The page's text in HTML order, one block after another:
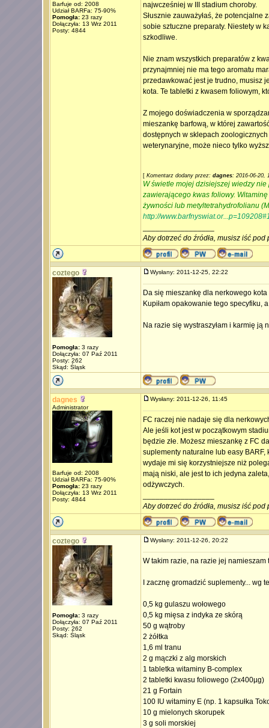
Barfuje od: 2008
Udział BARFa: 75-90%
Pomogła:23 razy
Dołączyła: 13 Wrz 2011
Posty: 4844
najwcześniej w III stadium choroby.
Słusznie zauważyłaś, że
sobie sztuczne preparaty. Niestety w
szkodliwe.
Nie znam wszystkich preparatów z
przynajmniej nie ma tego aromatu
przedawkować jest je trudno, musisz
kota. Te tabletki z kwasem foliowym,
Z mojego doświadczenia w
mieszankę barfową, w której
dostępnych w sklepach
weterynaryjne, może nieco tylko
[ Komentarz dodany przez: dagnes: 2016-06-20,
W świetle mojej dzisiejszej wiedzy
zawierającego kwas foliowy.
żywności lub metyltetrahydrofolianu
http://
Aby dotrzeć do źródła, musisz iść pod
coztego
Pomogła:3 razy
Dołączyła: 07 Paź 2011
Posty: 262
Skąd: Śląsk
Wysłany: 2011-12-25, 22:22
Da się mieszankę dla nerkowego
Kupiłam opakowanie tego specyfiku,
Na razie się wystraszyłam i karmię
dagnes
Administrator
Barfuje od: 2008
Udział BARFa: 75-90%
Pomogła:23 razy
Dołączyła: 13 Wrz 2011
Posty: 4844
Wysłany: 2011-12-26, 11:45
FC raczej nie nadaje się dla
Ale jeśli kot jest w początkowym
będzie złe. Możesz mieszankę z FC
suplementy naturalne lub easy
wydaje mi się korzystniejsze niż
mają niski, ale jest to ich jedyna
odżywczych.
Aby dotrzeć do źródła, musisz iść pod
coztego
Pomogła:3 razy
Dołączyła: 07 Paź 2011
Posty: 262
Skąd: Śląsk
Wysłany: 2011-12-26, 20:22
W takim razie, na razie jej
I zacznę gromadzić suplementy... wg
0,5 kg gulaszu wołowego
0,5 kg mięsa z indyka ze skórą
50 g wątroby
2 żółtka
1,6 ml tranu
2 g mączki z alg morskich
1 tabletka witaminy B-complex
2 tabletki kwasu foliowego (2x400µg)
21 g Fortain
100 IU witaminy E (np. 1 kapsułka
10 g mielonych skorupek
3 g soli morskiej